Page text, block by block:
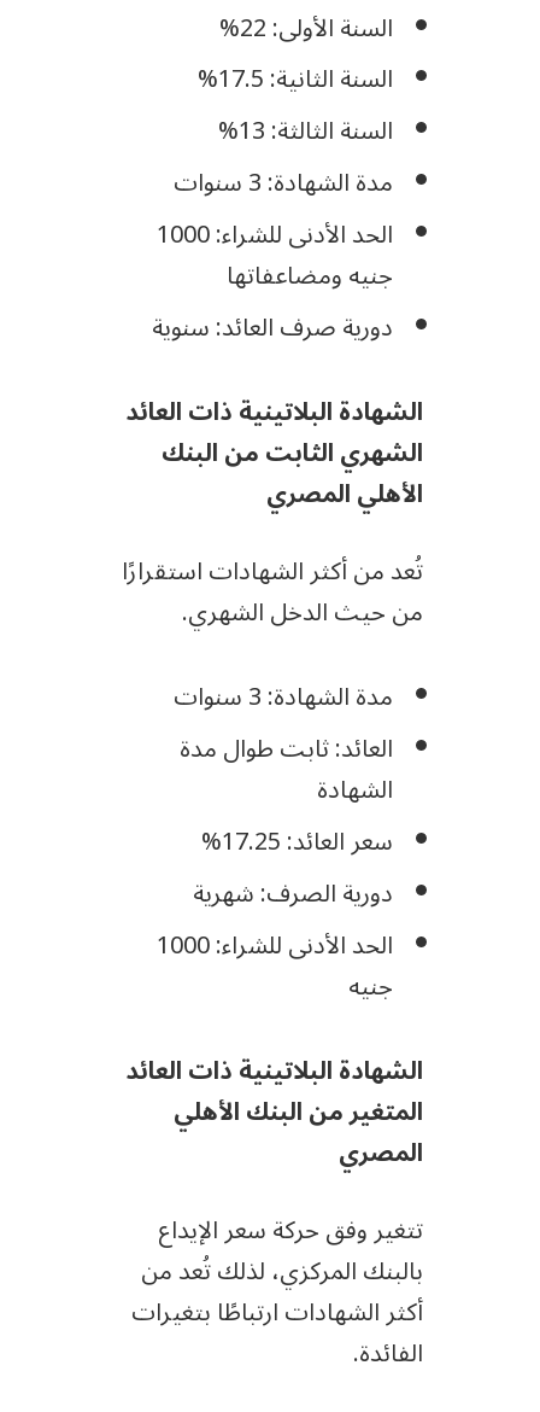
السنة الأولى: 22%
السنة الثانية: 17.5%
السنة الثالثة: 13%
مدة الشهادة: 3 سنوات
الحد الأدنى للشراء: 1000
جنيه ومضاعفاتها
دورية صرف العائد: سنوية
الشهادة البلاتينية ذات العائد
الشهري الثابت من البنك
الأهلي المصري
تُعد من أكثر الشهادات استقرارًا
من حيث الدخل الشهري.
مدة الشهادة: 3 سنوات
العائد: ثابت طوال مدة
الشهادة
سعر العائد: 17.25%
دورية الصرف: شهرية
الحد الأدنى للشراء: 1000
جنيه
الشهادة البلاتينية ذات العائد
المتغير من البنك الأهلي
المصري
تتغير وفق حركة سعر الإيداع
بالبنك المركزي، لذلك تُعد من
أكثر الشهادات ارتباطًا بتغيرات
الفائدة.